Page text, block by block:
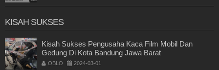
KISAH SUKSES
Kisah Sukses Pengusaha Kaca Film Mobil Dan
Gedung Di Kota Bandung Jawa Barat
OBLO 2024-03-01